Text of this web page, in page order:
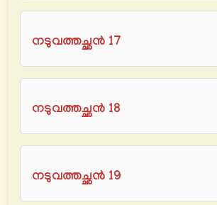
നടുവത്തച്ഛൻ 17
നടുവത്തച്ഛൻ 18
നടുവത്തച്ഛൻ 19